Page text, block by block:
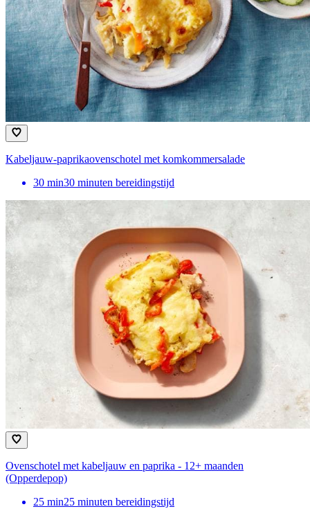
Kabeljauw-paprikaovenschotel met komkommersalade
30 min30 minuten bereidingstijd
Ovenschotel met kabeljauw en paprika - 12+ maanden
(Opperdepop)
25 min25 minuten bereidingstijd